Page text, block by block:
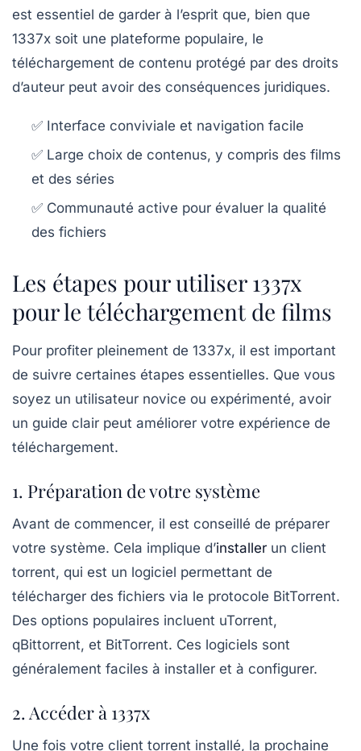
est essentiel de garder à l’esprit que, bien que
1337x soit une plateforme populaire, le
téléchargement de contenu protégé par des droits
d’auteur peut avoir des conséquences juridiques.
✅ Interface conviviale et navigation facile
✅ Large choix de contenus, y compris des films
et des séries
✅ Communauté active pour évaluer la qualité
des fichiers
Les étapes pour utiliser 1337x
pour le téléchargement de films
Pour profiter pleinement de 1337x, il est important
de suivre certaines étapes essentielles. Que vous
soyez un utilisateur novice ou expérimenté, avoir
un guide clair peut améliorer votre expérience de
téléchargement.
1. Préparation de votre système
Avant de commencer, il est conseillé de préparer
votre système. Cela implique d’installer un client
torrent, qui est un logiciel permettant de
télécharger des fichiers via le protocole BitTorrent.
Des options populaires incluent uTorrent,
qBittorrent, et BitTorrent. Ces logiciels sont
généralement faciles à installer et à configurer.
2. Accéder à 1337x
Une fois votre client torrent installé, la prochaine